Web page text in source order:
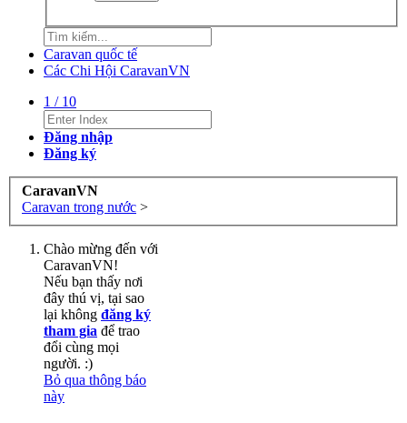
Caravan quốc tế
Các Chi Hội CaravanVN
1 / 10
Đăng nhập
Đăng ký
CaravanVN
Caravan trong nước >
Chào mừng đến với
CaravanVN!
Nếu bạn thấy nơi
đây thú vị, tại sao
lại không đăng ký
tham gia để trao
đổi cùng mọi
người. :)
Bỏ qua thông báo
này